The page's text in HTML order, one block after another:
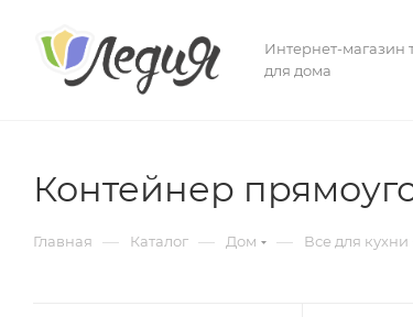
Интернет-магазин
для дома
Контейнер
Главная — Каталог — Дом — Все для кухни